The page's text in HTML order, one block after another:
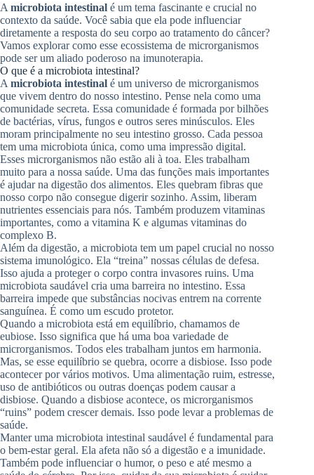
A microbiota intestinal é um tema fascinante e crucial no
contexto da saúde. Você sabia que ela pode influenciar
diretamente a resposta do seu corpo ao tratamento do câncer?
Vamos explorar como esse ecossistema de microrganismos
pode ser um aliado poderoso na imunoterapia.
O que é a microbiota intestinal?
A microbiota intestinal é um universo de microrganismos
que vivem dentro do nosso intestino. Pense nela como uma
comunidade secreta. Essa comunidade é formada por bilhões
de bactérias, vírus, fungos e outros seres minúsculos. Eles
moram principalmente no seu intestino grosso. Cada pessoa
tem uma microbiota única, como uma impressão digital.
Esses microrganismos não estão ali à toa. Eles trabalham
muito para a nossa saúde. Uma das funções mais importantes
é ajudar na digestão dos alimentos. Eles quebram fibras que
nosso corpo não consegue digerir sozinho. Assim, liberam
nutrientes essenciais para nós. Também produzem vitaminas
importantes, como a vitamina K e algumas vitaminas do
complexo B.
Além da digestão, a microbiota tem um papel crucial no nosso
sistema imunológico. Ela “treina” nossas células de defesa.
Isso ajuda a proteger o corpo contra invasores ruins. Uma
microbiota saudável cria uma barreira no intestino. Essa
barreira impede que substâncias nocivas entrem na corrente
sanguínea. É como um escudo protetor.
Quando a microbiota está em equilíbrio, chamamos de
eubiose. Isso significa que há uma boa variedade de
microrganismos. Todos eles trabalham juntos em harmonia.
Mas, se esse equilíbrio se quebra, ocorre a disbiose. Isso pode
acontecer por vários motivos. Uma alimentação ruim, estresse,
uso de antibióticos ou outras doenças podem causar a
disbiose. Quando a disbiose acontece, os microrganismos
“ruins” podem crescer demais. Isso pode levar a problemas de
saúde.
Manter uma microbiota intestinal saudável é fundamental para
o bem-estar geral. Ela afeta não só a digestão e a imunidade.
Também pode influenciar o humor, o peso e até mesmo a